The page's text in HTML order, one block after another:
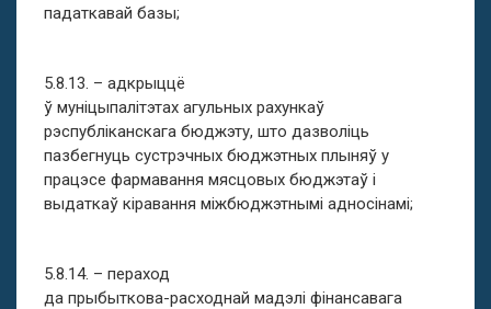
падаткавай базы;
5.8.13. – адкрыццё
ў муніцыпалітэтах агульных рахункаў
рэспубліканскага бюджэту, што дазволіць
пазбегнуць сустрэчных бюджэтных плыняў у
працэсе фармавання мясцовых бюджэтаў і
выдаткаў кіравання міжбюджэтнымі адносінамі;
5.8.14. – пераход
да прыбыткова-расходнай мадэлі фінансавага